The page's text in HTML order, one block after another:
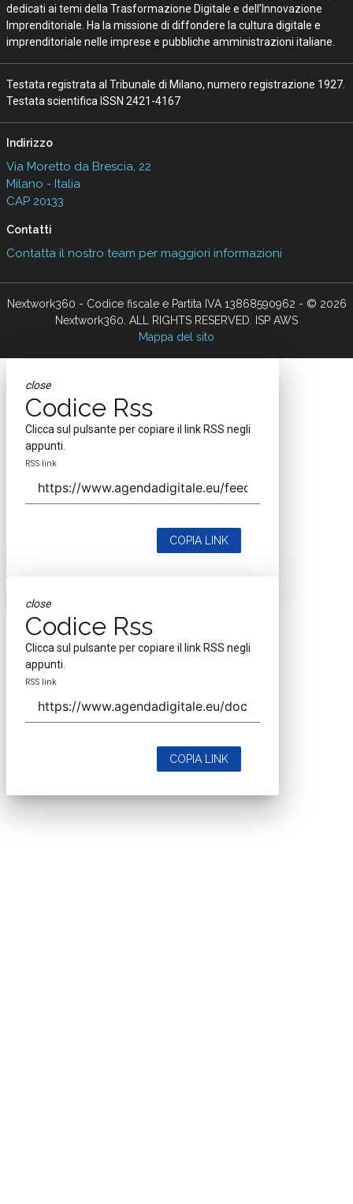
dedicati ai temi della Trasformazione Digitale e dell’Innovazione
Imprenditoriale. Ha la missione di diffondere la cultura digitale e
imprenditoriale nelle imprese e pubbliche amministrazioni italiane.
Testata registrata al Tribunale di Milano, numero registrazione 1927.
Testata scientifica ISSN 2421-4167
Indirizzo
Via Moretto da Brescia, 22
Milano - Italia
CAP 20133
Contatti
Contatta il nostro team per maggiori informazioni
Nextwork360 - Codice fiscale e Partita IVA 13868590962 - © 2026
Nextwork360. ALL RIGHTS RESERVED. ISP AWS
Mappa del sito
close
Codice Rss
Clicca sul pulsante per copiare il link RSS negli
appunti.
RSS link
COPIA LINK
close
Codice Rss
Clicca sul pulsante per copiare il link RSS negli
appunti.
RSS link
COPIA LINK